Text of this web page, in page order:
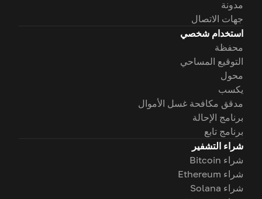
مدونة
جهات الاتصال
استخدام شخصي
محفظة
التوقيع المساحي
محول
يكسب
مدقق مكافحة غسل الأموال
برنامج الإحالة
برنامج تابع
شراء التشفير
شراء Bitcoin
شراء Ethereum
شراء Solana